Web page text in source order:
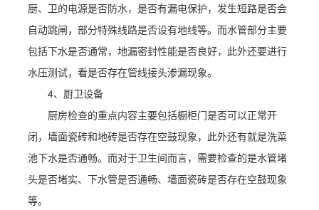
厨、卫的电源是否防水，是否有漏电保护，发生短路是否会
自动跳闸，部分特殊线路是否设有地线等。而水管部分主要
包括下水是否通常，地漏密封性能是否良好，此外还要进行
水压测试，看是否存在管线接头渗漏现象。
4、厨卫设备
厨房检查的重点内容主要包括橱柜门是否可以正常开
闭，墙面瓷砖和地砖是否存在空鼓现象，此外还有就是洗菜
池下水是否通畅。而对于卫生间而言，需要检查的是水管堵
头是否堵实、下水管是否通畅、墙面瓷砖是否存在空鼓现象
等。